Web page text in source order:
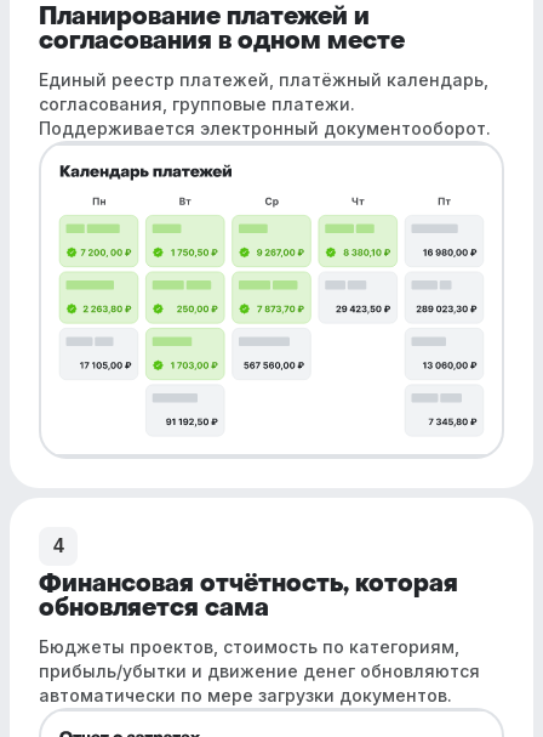
Планирование платежей и
согласования в одном месте
Единый реестр платежей, платёжный календарь,
согласования, групповые платежи.
Поддерживается электронный документооборот.
4
Финансовая отчётность, которая
обновляется сама
Бюджеты проектов, стоимость по категориям,
прибыль/убытки и движение денег обновляются
автоматически по мере загрузки документов.